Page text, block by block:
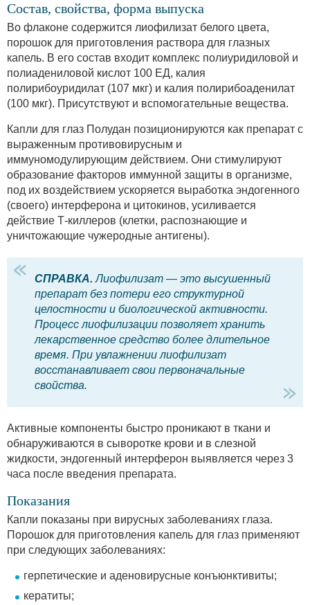
Состав, свойства, форма выпуска
Во флаконе содержится лиофилизат белого цвета,
порошок для приготовления раствора для глазных
капель. В его состав входит комплекс полиуридиловой и
полиадениловой кислот 100 ЕД, калия
полирибоуридилат (107 мкг) и калия полирибоаденилат
(100 мкг). Присутствуют и вспомогательные вещества.
Капли для глаз Полудан позиционируются как препарат с
выраженным противовирусным и
иммуномодулирующим действием. Они стимулируют
образование факторов иммунной защиты в организме,
под их воздействием ускоряется выработка эндогенного
(своего) интерферона и цитокинов, усиливается
действие Т-киллеров (клетки, распознающие и
уничтожающие чужеродные антигены).
СПРАВКА. Лиофилизат — это высушенный
препарат без потери его структурной
целостности и биологической активности.
Процесс лиофилизации позволяет хранить
лекарственное средство более длительное
время. При увлажнении лиофилизат
восстанавливает свои первоначальные
свойства.
Активные компоненты быстро проникают в ткани и
обнаруживаются в сыворотке крови и в слезной
жидкости, эндогенный интерферон выявляется через 3
часа после введения препарата.
Показания
Капли показаны при вирусных заболеваниях глаза.
Порошок для приготовления капель для глаз применяют
при следующих заболеваниях:
герпетические и аденовирусные конъюнктивиты;
кератиты;